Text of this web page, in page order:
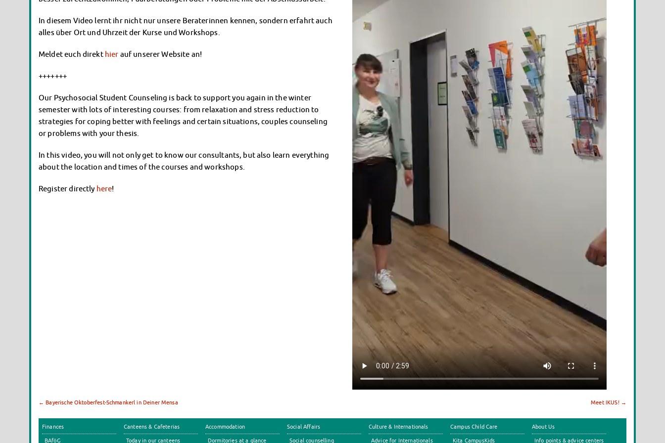
In diesem Video lernt ihr nicht nur unsere Beraterinnen kennen, sondern erfahrt auch
alles über Ort und Uhrzeit der Kurse und Workshops.
Meldet euch direkt hier auf unserer Website an!
+++++++
Our Psychosocial Student Counseling is back to support you again in the winter
semester with lots of interesting courses: from relaxation and stress reduction to
strategies for coping better with feelings and certain situations, couples counseling
or problems with your thesis.
In this video, you will not only get to know our consultants, but also learn everything
about the location and times of the courses and workshops.
Register directly here!
← Bayerische Oktoberfest-Schmankerl in Deiner Mensa Meet IKUS! →
Finances
BAföG
Canteens & Cafeterias
Today in our canteens
Accommodation
Dormitories at a glance
Social Affairs
Social counselling
Culture & Internationals
Advice for Internationals
Campus Child Care
Kita CampusKids
About Us
Info points & advice centers